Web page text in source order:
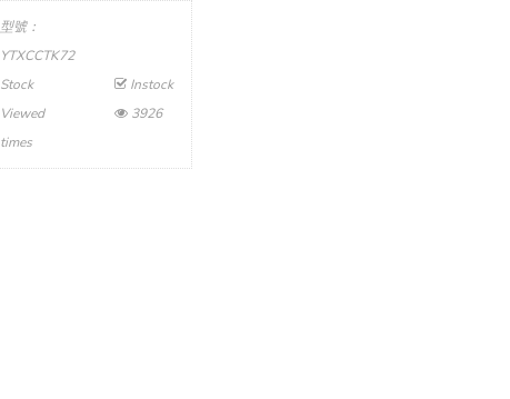
型號：
YTXCCTK72
Stock
Instock
Viewed
3926
times